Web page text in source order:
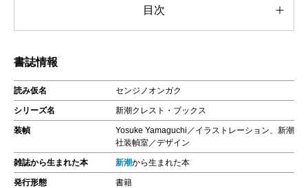
目次
書誌情報
読み仮名 センジノオンガク
シリーズ名 新潮クレスト・ブックス
装幀
Yosuke Yamaguchi／イラストレーション、新潮
社装幀室／デザイン
雑誌から生まれた本 新潮から生まれた本
発行形態 書籍